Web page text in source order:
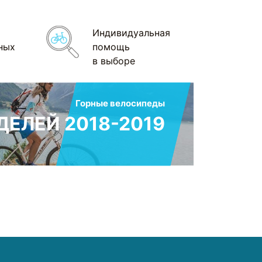
Индивидуальная
помощь
в выборе
Горные велосипеды
2018-2019